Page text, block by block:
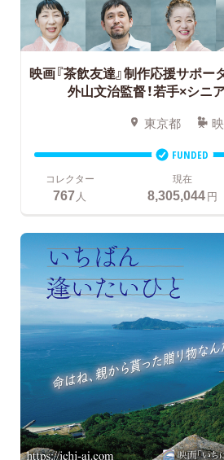
映画『茶飲友達』制作応援サポー
外山文治監督！若手×シニ
東京都
FUNDED
コレクター
767人
現在
8,305,044円